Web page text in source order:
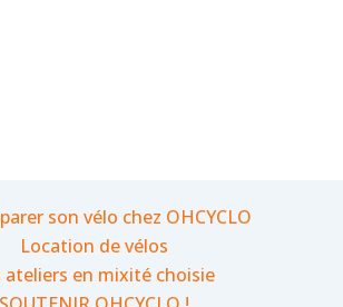
son vélo chez OHCYCLO
Location de vélos
ateliers en mixité choisie